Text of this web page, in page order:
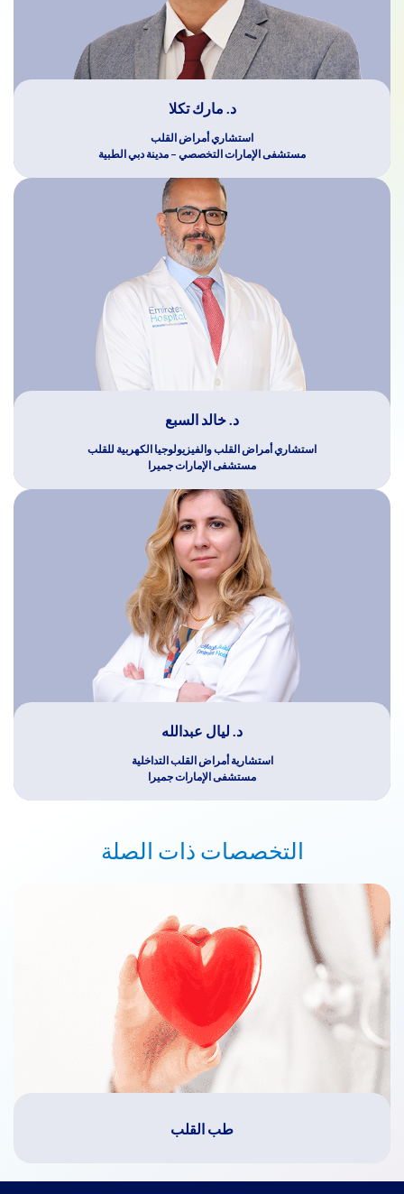
د. مارك تكلا
استشاري أمراض القلب
مستشفى الإمارات التخصصي – مدينة دبي الطبية
د. خالد السبع
استشاري أمراض القلب والفيزيولوجيا الكهربية للقلب
مستشفى الإمارات جميرا
د. ليال عبدالله
استشارية أمراض القلب التداخلية
مستشفى الإمارات جميرا
التخصصات ذات الصلة
طب القلب